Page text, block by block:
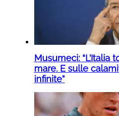
Musumeci: “L’Italia
mare. E sulle
infinite”